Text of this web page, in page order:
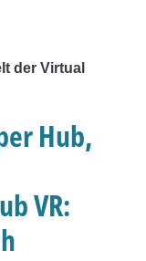
der Virtual
Hub,
VR: